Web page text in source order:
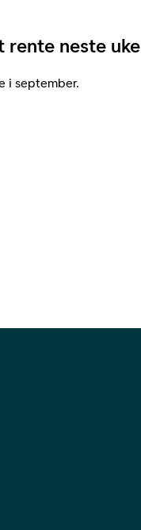
rente neste uke
i september.